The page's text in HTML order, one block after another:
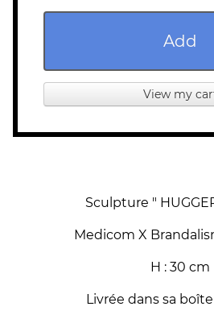
Add
View my
Sculpture "
Medicom X
H : 30 cm
Livrée dans sa